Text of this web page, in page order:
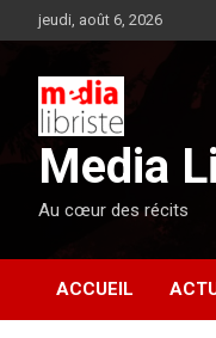
au
jeudi, août 6, 2026
Media
Au cœur des récits
ACCUEIL